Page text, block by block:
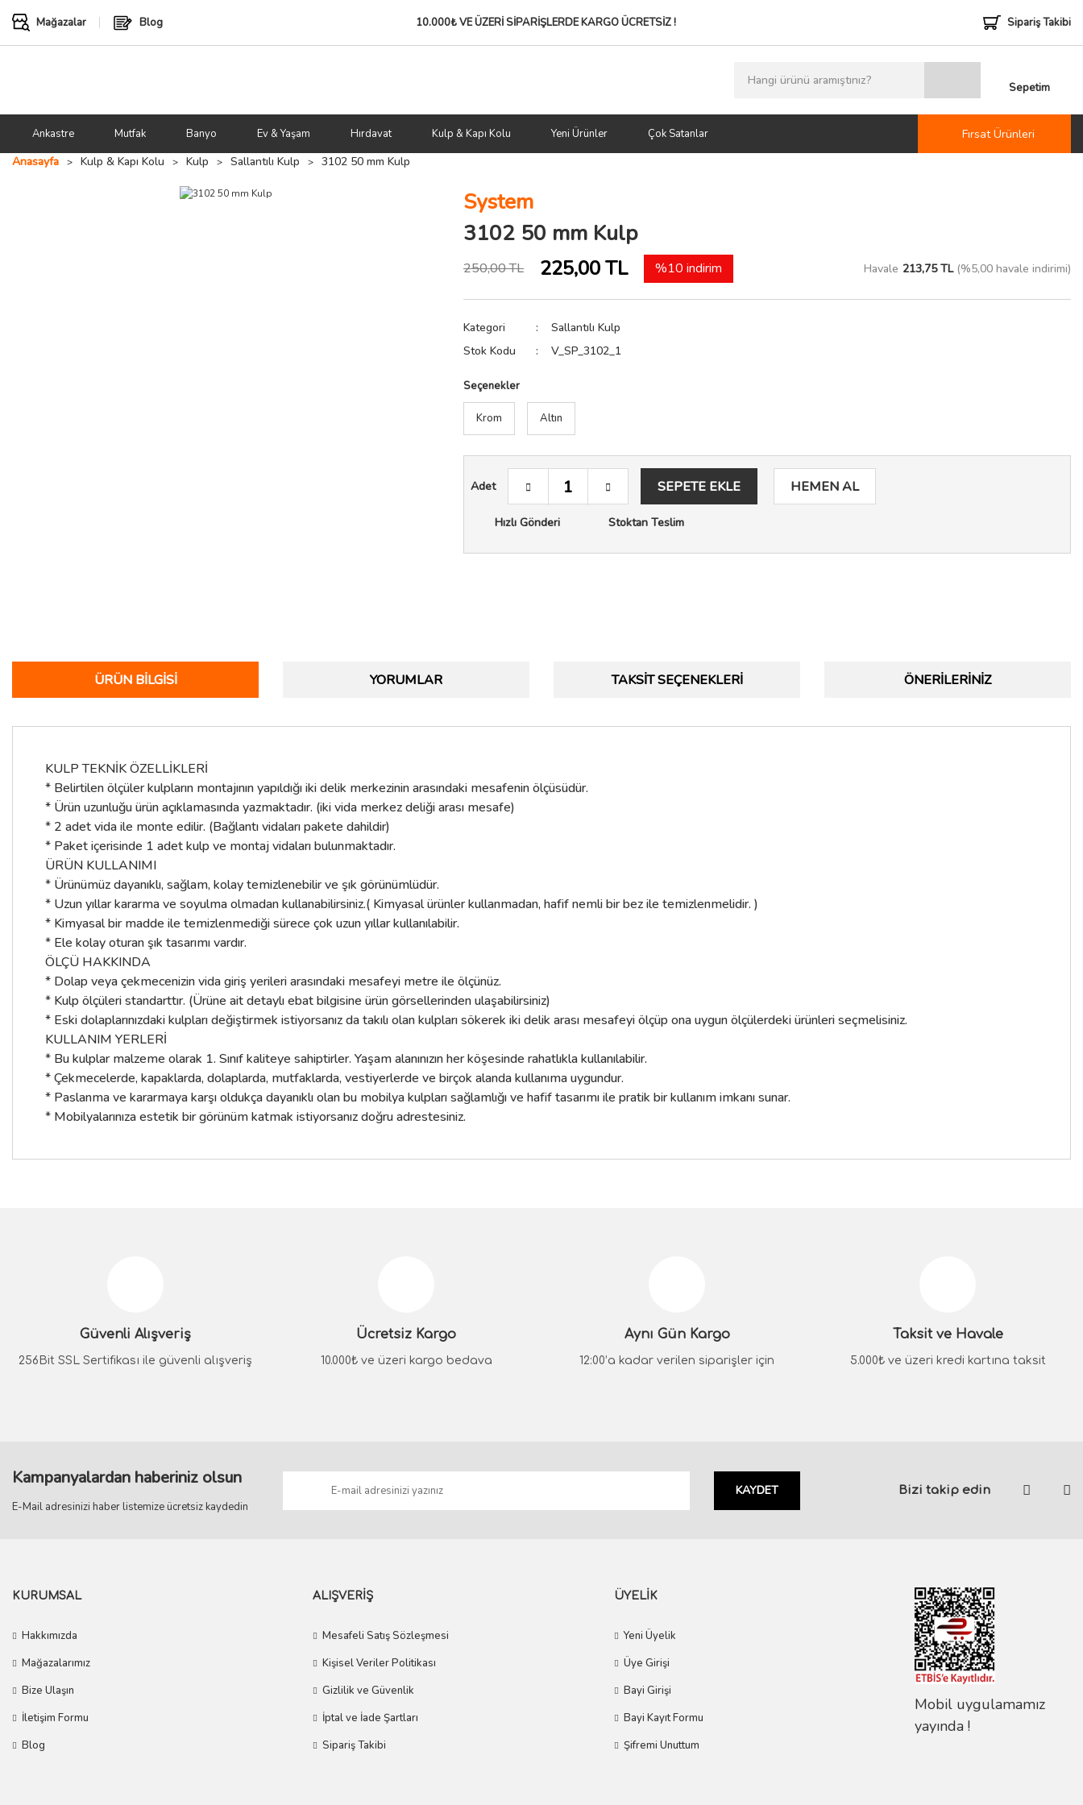
Mağazalar Blog 10.000₺ VE ÜZERİ SİPARİŞLERDEKARGO ÜCRETSİZ ! Sipariş Takibi
Sepetim
Ankastre Mutfak Banyo Ev & Yaşam Hırdavat Kulp & Kapı Kolu Yeni Ürünler Çok Satanlar
Fırsat Ürünleri
Anasayfa
Kulp & Kapı Kolu Kulp Sallantılı Kulp 3102 50 mm Kulp
System
3102 50 mm Kulp
250,00 TL 225,00 TL %10 indirim Havale 213,75 TL(%5,00 havale indirimi)
Kategori
Sallantılı Kulp
Stok Kodu
V_SP_3102_1
Seçenekler
Krom Altın
Adet SEPETE EKLE HEMEN AL
Hızlı Gönderi Stoktan Teslim
ÜRÜN BILGISI YORUMLAR TAKSIT SEÇENEKLERI ÖNERILERINIZ
KULP TEKNİK ÖZELLİKLERİ
* Belirtilen ölçüler kulpların montajının yapıldığı iki delik merkezinin arasındaki mesafenin ölçüsüdür.
* Ürün uzunluğu ürün açıklamasında yazmaktadır. (iki vida merkez deliği arası mesafe)
* 2 adet vida ile monte edilir. (Bağlantı vidaları pakete dahildir)
* Paket içerisinde 1 adet kulp ve montaj vidaları bulunmaktadır.
ÜRÜN KULLANIMI
* Ürünümüz dayanıklı, sağlam, kolay temizlenebilir ve şık görünümlüdür.
* Uzun yıllar kararma ve soyulma olmadan kullanabilirsiniz.( Kimyasal ürünler kullanmadan, hafif nemli bir bez ile temizlenmelidir. )
* Kimyasal bir madde ile temizlenmediği sürece çok uzun yıllar kullanılabilir.
* Ele kolay oturan şık tasarımı vardır.
ÖLÇÜ HAKKINDA
* Dolap veya çekmecenizin vida giriş yerileri arasındaki mesafeyi metre ile ölçünüz.
* Kulp ölçüleri standarttır. (Ürüne ait detaylı ebat bilgisine ürün görsellerinden ulaşabilirsiniz)
* Eski dolaplarınızdaki kulpları değiştirmek istiyorsanız da takılı olan kulpları sökerek iki delik arası mesafeyi ölçüp ona uygun ölçülerdeki ürünleri seçmelisiniz.
KULLANIM YERLERİ
* Bu kulplar malzeme olarak 1. Sınıf kaliteye sahiptirler. Yaşam alanınızın her köşesinde rahatlıkla kullanılabilir.
* Çekmecelerde, kapaklarda, dolaplarda, mutfaklarda, vestiyerlerde ve birçok alanda kullanıma uygundur.
* Paslanma ve kararmaya karşı oldukça dayanıklı olan bu mobilya kulpları sağlamlığı ve hafif tasarımı ile pratik bir kullanım imkanı sunar.
* Mobilyalarınıza estetik bir görünüm katmak istiyorsanız doğru adrestesiniz.
Ürün bilgilerinde hatalar bulunuyor.
Ürün fiyatı diğer sitelerden daha pahalı.
Güvenli Alışveriş
256Bit SSL Sertifikası ile güvenli alışveriş
Ücretsiz Kargo
10.000₺ ve üzeri kargo bedava
Aynı Gün Kargo
12:00’a kadar verilen siparişler için
Taksit ve Havale
5.000₺ ve üzeri kredi kartına taksit
Kampanyalardan haberiniz olsun
E-Mail adresinizi haber listemize ücretsiz kaydedin
KAYDET Bizi takip edin
KURUMSAL
Hakkımızda
Mağazalarımız
Bize Ulaşın
İletişim Formu
Blog
ALIŞVERİŞ
Mesafeli Satış Sözleşmesi
Kişisel Veriler Politikası
Gizlilik ve Güvenlik
İptal ve İade Şartları
Sipariş Takibi
ÜYELİK
Yeni Üyelik
Üye Girişi
Bayi Girişi
Bayi Kayıt Formu
Şifremi Unuttum
Mobil uygulamamız
yayında !